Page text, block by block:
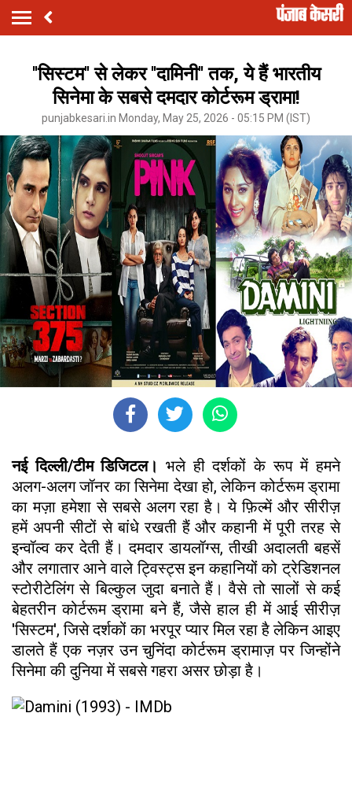
''सिस्टम'' से लेकर ''दामिनी'' तक, ये हैं भारतीय
सिनेमा के सबसे दमदार कोर्टरूम ड्रामा!
punjabkesari.in Monday, May 25, 2026 - 05:15 PM (IST)
नई दिल्ली/टीम डिजिटल। भले ही दर्शकों के रूप में हमने
अलग-अलग जॉनर का सिनेमा देखा हो, लेकिन कोर्टरूम ड्रामा
का मज़ा हमेशा से सबसे अलग रहा है। ये फ़िल्में और सीरीज़
हमें अपनी सीटों से बांधे रखती हैं और कहानी में पूरी तरह से
इन्वॉल्व कर देती हैं। दमदार डायलॉग्स, तीखी अदालती बहसें
और लगातार आने वाले ट्विस्ट्स इन कहानियों को ट्रेडिशनल
स्टोरीटेलिंग से बिल्कुल जुदा बनाते हैं। ​वैसे तो सालों से कई
बेहतरीन कोर्टरूम ड्रामा बने हैं, जैसे हाल ही में आई सीरीज़
'सिस्टम', जिसे दर्शकों का भरपूर प्यार मिल रहा है लेकिन आइए
डालते हैं एक नज़र उन चुनिंदा कोर्टरूम ड्रामाज़ पर जिन्होंने
सिनेमा की दुनिया में सबसे गहरा असर छोड़ा है।